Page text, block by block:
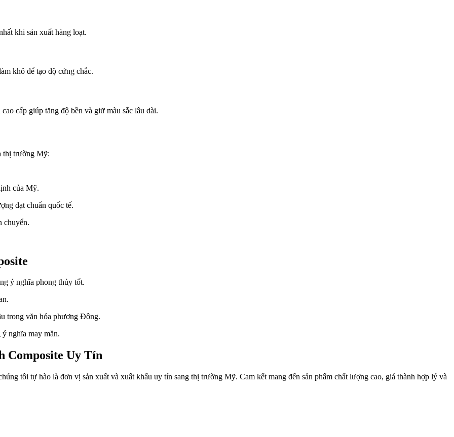
khi sản xuất hàng loạt.
khô để tạo độ cứng chắc.
cấp giúp tăng độ bền và giữ màu sắc lâu dài.
thị trường Mỹ:
của Mỹ.
đạt chuẩn quốc tế.
chuyển.
ý nghĩa phong thủy tốt.
trong văn hóa phương Đông.
nghĩa may mắn.
Composite Uy Tín
tôi tự hào là đơn vị sản xuất và xuất khẩu uy tín sang thị trường Mỹ. Cam kết mang đến sản phẩm chất lượng cao, giá thành hợp lý và